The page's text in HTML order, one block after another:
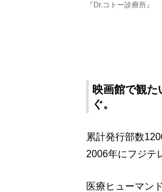
『Dr.コトー診療所』
映画館で観
ぐ。
累計発行部数
2006年にフジテ
医療ヒューマン